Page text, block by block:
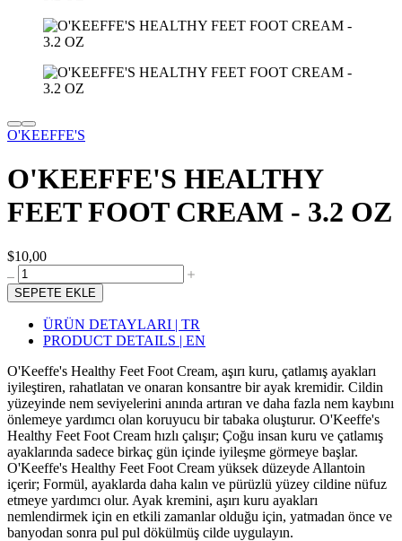
O'KEEFFE'S
O'KEEFFE'S HEALTHY
FEET FOOT CREAM - 3.2 OZ
$10,00
SEPETE EKLE
ÜRÜN DETAYLARI | TR
PRODUCT DETAILS | EN
O'Keeffe's Healthy Feet Foot Cream, aşırı kuru, çatlamış ayakları
iyileştiren, rahatlatan ve onaran konsantre bir ayak kremidir. Cildin
yüzeyinde nem seviyelerini anında artıran ve daha fazla nem kaybını
önlemeye yardımcı olan koruyucu bir tabaka oluşturur. O'Keeffe's
Healthy Feet Foot Cream hızlı çalışır; Çoğu insan kuru ve çatlamış
ayaklarında sadece birkaç gün içinde iyileşme görmeye başlar.
O'Keeffe's Healthy Feet Foot Cream yüksek düzeyde Allantoin
içerir; Formül, ayaklarda daha kalın ve pürüzlü yüzey cildine nüfuz
etmeye yardımcı olur. Ayak kremini, aşırı kuru ayakları
nemlendirmek için en etkili zamanlar olduğu için, yatmadan önce ve
banyodan sonra pul pul dökülmüş cilde uygulayın.